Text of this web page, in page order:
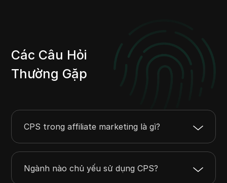
Các Câu Hỏi
Thường Gặp
CPS trong affiliate marketing là gì?
Ngành nào chủ yếu sử dụng CPS?